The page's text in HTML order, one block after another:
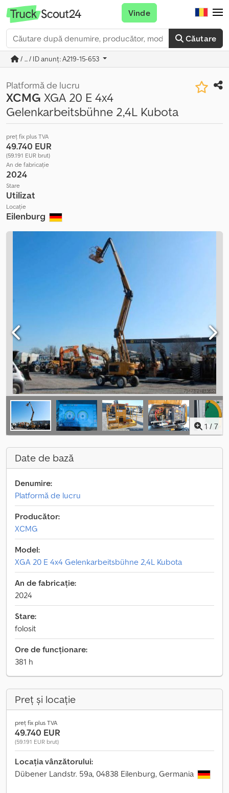
Căutare
Vinde
/ ... / ID anunț: A219-15-653
Platformă de lucru
XCMG XGA 20 E 4x4
Gelenkarbeitsbühne 2,4L Kubota
preț fix plus TVA
49.740 EUR
(59.191 EUR brut)
An de fabricație
2024
Stare
Utilizat
Locație
Eilenburg
1 / 7
Date de bază
Denumire:
Platformă de lucru
Producător:
XCMG
Model:
XGA 20 E 4x4 Gelenkarbeitsbühne 2,4L Kubota
An de fabricație:
2024
Stare:
folosit
Ore de funcționare:
381 h
Preț și locație
preț fix plus TVA
49.740 EUR
(59.191 EUR brut)
Locația vânzătorului:
Dübener Landstr. 59a, 04838 Eilenburg, Germania